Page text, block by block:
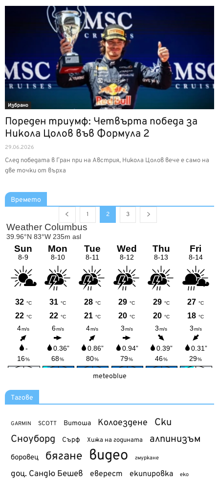
Избрано
Пореден триумф: Четвърта победа за
Никола Цолов във Формула 2
29.06.2026
След победата в Гран при на Австрия, Никола Цолов вече е само на
две точки от върха
1 2 3
Времето
meteoblue
Тагове
GARMIN SCOTT Витоша Колоездене Ски
Сноуборд Сърф Хижа на годината алпинизъм
боровец бягане видео гмуркане
доц. Сандю Бешев еверест екипировка еко